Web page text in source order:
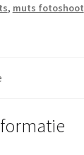
, muts fotoshoot